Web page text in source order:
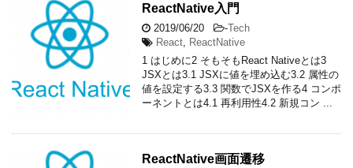
ReactNative入門
2019/06/20 -Tech
React ReactNative
1 はじめに2 そもそもReact Nativeとは3
JSXとは3.1 JSXに値を埋め込む3.2 属性の
値を設定する3.3 関数でJSXを作る4 コンポ
ーネントとは4.1 再利用性4.2 新規コン ...
ReactNative画面遷移